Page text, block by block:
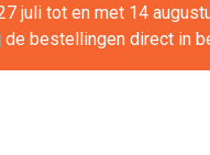
juli tot en met 14
de bestellingen direct in